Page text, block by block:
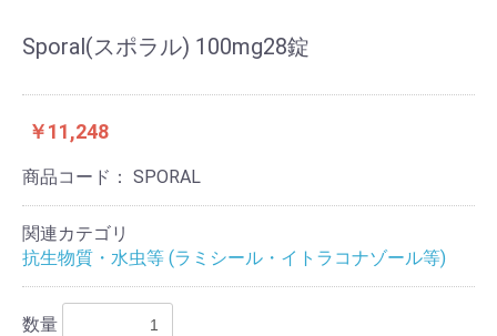
Sporal(スポラル) 100mg28錠
￥11,248
商品コード： SPORAL
関連カテゴリ
抗生物質・水虫等 (ラミシール・イトラコナゾール等)
数量